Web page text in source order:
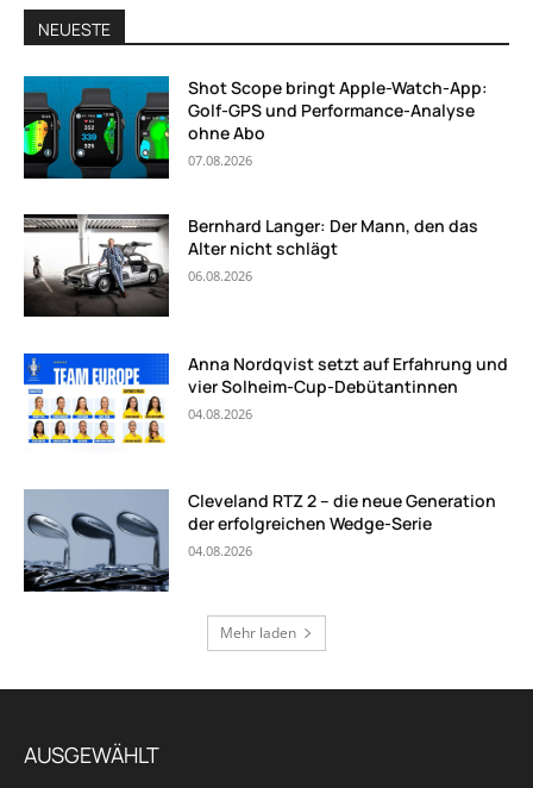
NEUESTE
Shot Scope bringt Apple-Watch-App:
Golf-GPS und Performance-Analyse
ohne Abo
07.08.2026
Bernhard Langer: Der Mann, den das
Alter nicht schlägt
06.08.2026
Anna Nordqvist setzt auf Erfahrung und
vier Solheim-Cup-Debütantinnen
04.08.2026
Cleveland RTZ 2 – die neue Generation
der erfolgreichen Wedge-Serie
04.08.2026
Mehr laden
AUSGEWÄHLT